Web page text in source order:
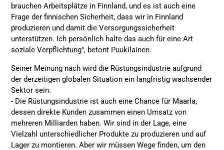
brauchen Arbeitsplätze in Finnland, und es ist auch eine
Frage der finnischen Sicherheit, dass wir in Finnland
produzieren und damit die Versorgungssicherheit
unterstützen. Ich persönlich halte das auch für eine Art
soziale Verpflichtung", betont Puukilainen.
Seiner Meinung nach wird die Rüstungsindustrie aufgrund
der derzeitigen globalen Situation ein langfristig wachsender
Sektor sein.
- Die Rüstungsindustrie ist auch eine Chance für Maarla,
dessen direkte Kunden zusammen einen Umsatz von
mehreren Milliarden haben. Wir sind in der Lage, eine
Vielzahl unterschiedlicher Produkte zu produzieren und auf
Lager zu montieren. Aber wir müssen Wege finden, um den